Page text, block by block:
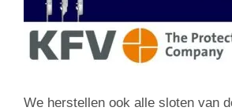
We herstellen ook alle sloten van